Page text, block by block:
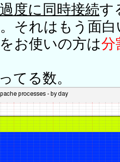
過度に同時接続す
。それはもう面
お使いの方は分
てる数。